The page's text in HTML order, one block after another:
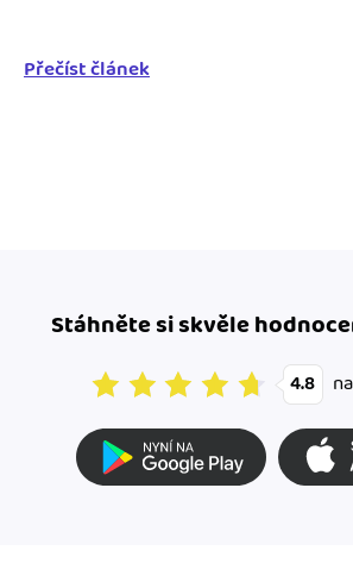
Přečíst článek
Stáhněte si skvěle
4.8